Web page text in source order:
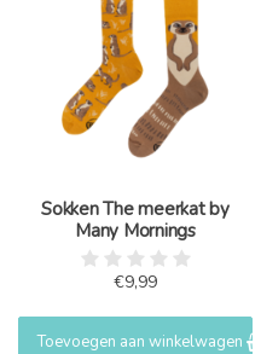
Sokken The meerkat by
Many Mornings
€9,99
Toevoegen aan winkelwagen